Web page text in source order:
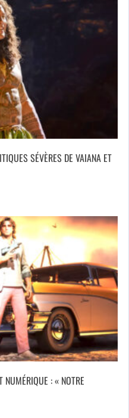
SÉVÈRES DE VAIANA ET
NUMÉRIQUE : « NOTRE